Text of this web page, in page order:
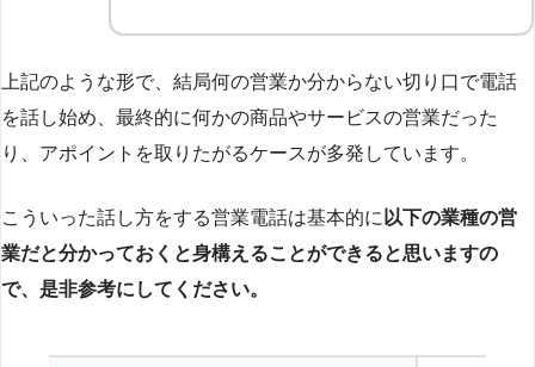
上記のような形で、結局何の営業か分からない切り口で電話
を話し始め、最終的に何かの商品やサービスの営業だった
り、アポイントを取りたがるケースが多発しています。
こういった話し方をする営業電話は基本的に 以下の業種の営
業だと分かっておくと身構えることができると思いますの
で、是非参考にしてください。